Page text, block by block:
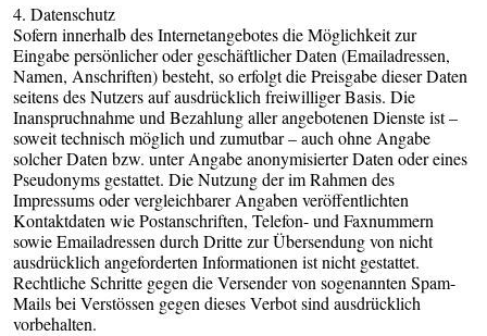
4. Datenschutz
Sofern innerhalb des Internetangebotes die Möglichkeit zur
Eingabe persönlicher oder geschäftlicher Daten (Emailadressen,
Namen, Anschriften) besteht, so erfolgt die Preisgabe dieser Daten
seitens des Nutzers auf ausdrücklich freiwilliger Basis. Die
Inanspruchnahme und Bezahlung aller angebotenen Dienste ist –
soweit technisch möglich und zumutbar – auch ohne Angabe
solcher Daten bzw. unter Angabe anonymisierter Daten oder eines
Pseudonyms gestattet. Die Nutzung der im Rahmen des
Impressums oder vergleichbarer Angaben veröffentlichten
Kontaktdaten wie Postanschriften, Telefon- und Faxnummern
sowie Emailadressen durch Dritte zur Übersendung von nicht
ausdrücklich angeforderten Informationen ist nicht gestattet.
Rechtliche Schritte gegen die Versender von sogenannten Spam-
Mails bei Verstössen gegen dieses Verbot sind ausdrücklich
vorbehalten.